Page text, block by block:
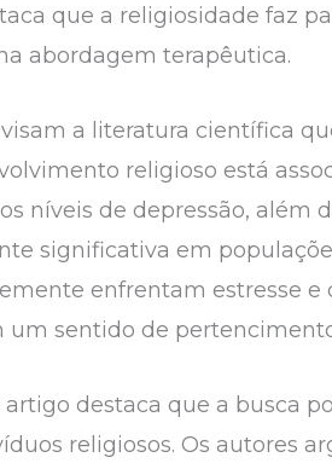
que a religiosidade faz
abordagem terapêutica.
a literatura científica
religioso está
níveis de depressão, além
significativa em
enfrentam estresse e
sentido de
artigo destaca que a busca
religiosos. Os autores